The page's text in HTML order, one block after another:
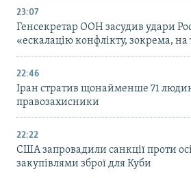
23:07
Генсекретар ООН засудив удари
«ескалацію конфлікту, зокрема, на
22:46
Іран стратив щонайменше 71
правозахисники
22:22
США запровадили санкції проти
закупівлями зброї для Куби